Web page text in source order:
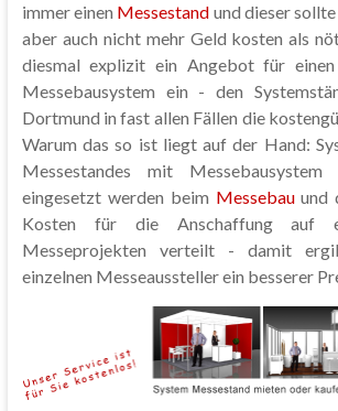
immer einen Messestand und dieser
aber auch nicht mehr Geld kosten als
diesmal explizit ein Angebot für
Messebausystem ein - den
Dortmund in fast allen Fällen die
Warum das so ist liegt auf der Hand:
Messestandes mit
eingesetzt werden beim Messebauund
Kosten für die Anschaffung auf
Messeprojekten verteilt - damit
einzelnen Messeaussteller ein besserer